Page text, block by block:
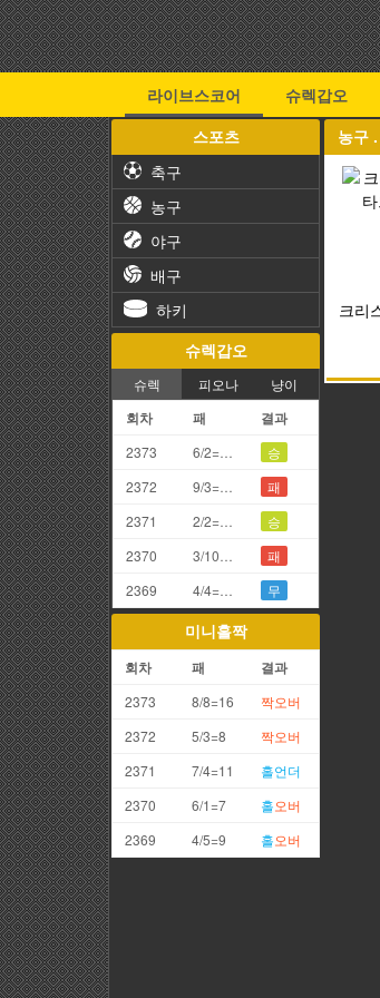
라이브스코어 슈렉갑오
스포츠
축구
농구
야구
배구
하키
슈렉갑오
슈렉 피오나 냥이
회차 패 결과
2373 6/2=8끗
승
2372
9/3=2끗
패
2371
2/2=4끗
승
2370
3/10=3끗
패
2369
4/4=8끗 무
미니홀짝
회차 패 결과
2373 8/8=16 짝오버
2372
5/3=8 짝오버
2371
7/4=11 홀언더
2370
6/1=7 홀오버
2369
4/5=9 홀오버
농구
크리